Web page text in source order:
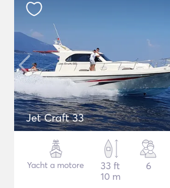
Jet Craft 33
Yacht a motore
33 ft
10 m
6